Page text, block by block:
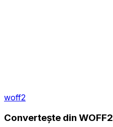
woff2
Convertește din WOFF2